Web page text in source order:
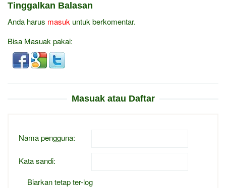
Tinggalkan Balasan
Anda harus masuk untuk berkomentar.
Bisa Masuak pakai:
Masuak atau Daftar
Nama pengguna:
Kata sandi:
Biarkan tetap ter-log